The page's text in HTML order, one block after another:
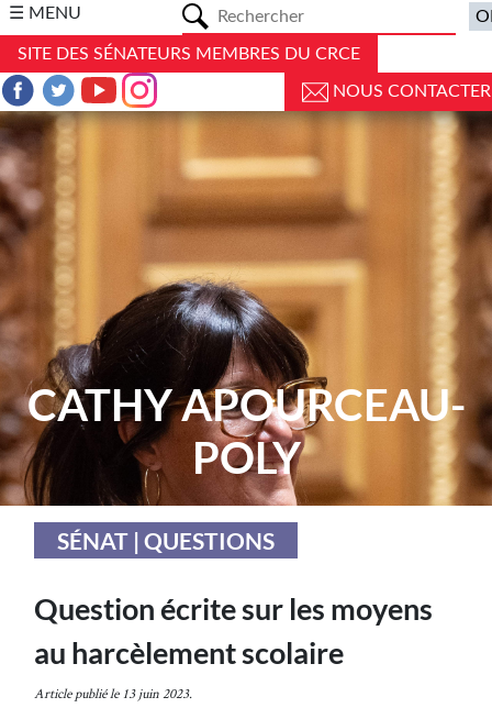
☰ MENU
SITE DES SÉNATEURS MEMBRES DU CRCE
NOUS CONTACTER
CATHY APOURCEAU-
POLY
SÉNAT | QUESTIONS
Question écrite sur les moyens
au harcèlement scolaire
Article publié le 13 juin 2023.